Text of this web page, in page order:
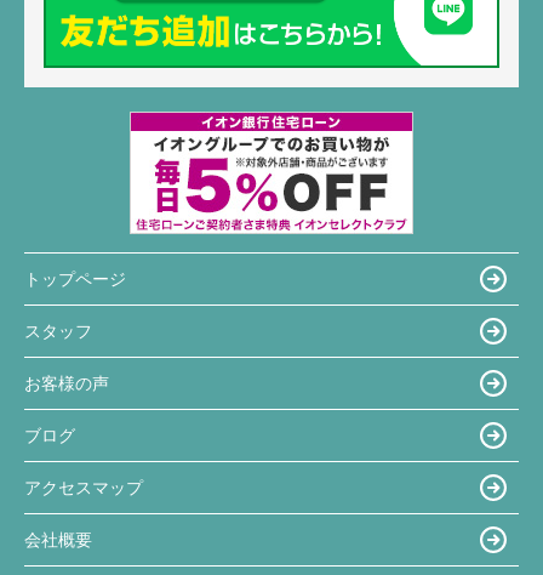
トップページ
スタッフ
お客様の声
ブログ
アクセスマップ
会社概要